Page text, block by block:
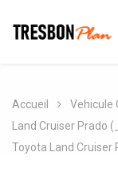
Accueil Vehicule
Land Cruiser Prado
Toyota Land Cruiser